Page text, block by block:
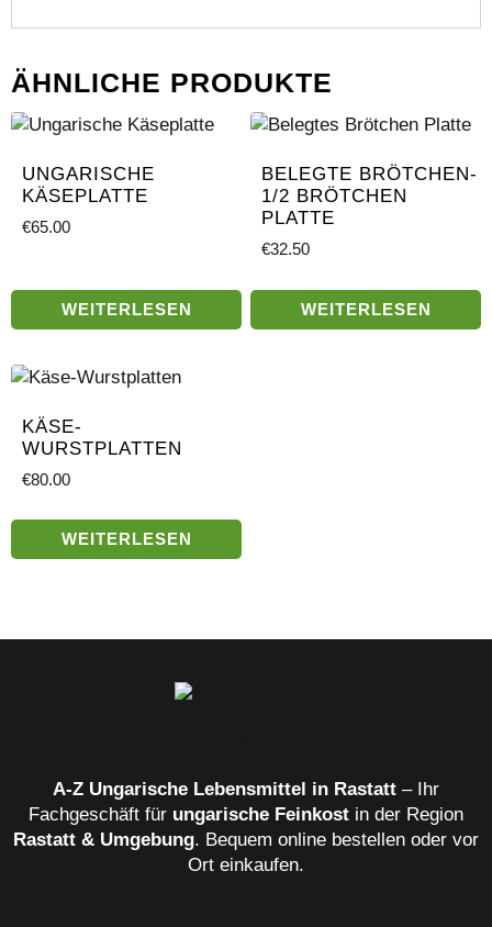
ÄHNLICHE PRODUKTE
UNGARISCHE
KÄSEPLATTE
€65.00
WEITERLESEN
BELEGTE BRÖTCHEN-
1/2 BRÖTCHEN
PLATTE
€32.50
WEITERLESEN
KÄSE-
WURSTPLATTEN
€80.00
WEITERLESEN
A‑Z Ungarische Lebensmittel in Rastatt – Ihr
Fachgeschäft für ungarische Feinkost in der Region
Rastatt & Umgebung. Bequem online bestellen oder vor
Ort einkaufen.